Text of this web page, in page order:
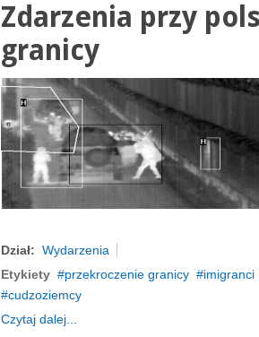
Zdarzenia przy
granicy
Dział: Wydarzenia
Etykiety
przekroczenie granicy imigranci
cudzoziemcy
Czytaj dalej...